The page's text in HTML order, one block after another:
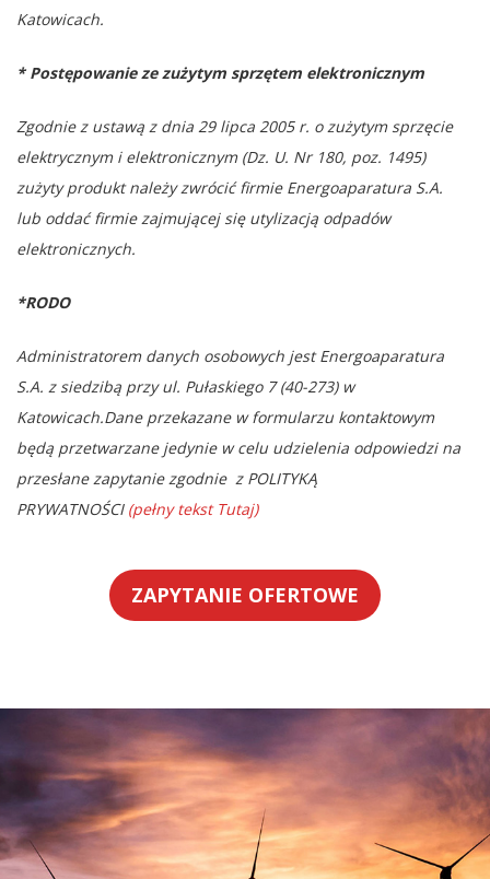
Katowicach.
* Postępowanie ze zużytym sprzętem elektronicznym
Zgodnie z ustawą z dnia 29 lipca 2005 r. o zużytym sprzęcie
elektrycznym i elektronicznym (Dz. U. Nr 180, poz. 1495)
zużyty produkt należy zwrócić firmie Energoaparatura S.A.
lub oddać firmie zajmującej się utylizacją odpadów
elektronicznych.
*RODO
Administratorem danych osobowych jest Energoaparatura
S.A. z siedzibą przy ul. Pułaskiego 7 (40-273) w
Katowicach.Dane przekazane w formularzu kontaktowym
będą przetwarzane jedynie w celu udzielenia odpowiedzi na
przesłane zapytanie zgodnie z POLITYKĄ
PRYWATNOŚCI (pełny tekst Tutaj)
ZAPYTANIE OFERTOWE